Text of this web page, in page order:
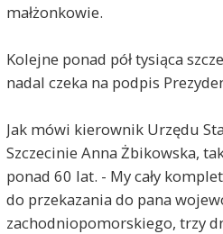
małżonkowie.
Kolejne ponad pół tysiąca
nadal czeka na podpis
Jak mówi kierownik Urzędu
Szczecinie Anna Żbikowska,
ponad 60 lat. - My cały
do przekazania do pana
zachodniopomorskiego, trzy